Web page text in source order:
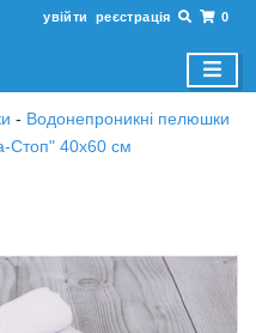
увійти реєстрація 0
- Водонепроникні пелюшки
Стоп" 40х60 см